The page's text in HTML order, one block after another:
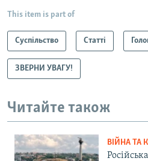
This item is part of
Суспільство Статті
ЗВЕРНИ УВАГУ!
Читайте також
ВІЙНА ТА